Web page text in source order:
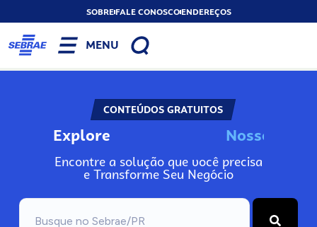
SOBREFALE CONOSCOENDEREÇOS
MENU
CONTEÚDOS GRATUITOS
Explore No
Encontre a solução que você precisa
e Transforme Seu Negócio